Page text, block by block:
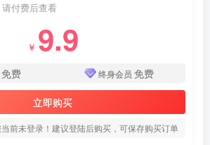
付费后查看
￥ 9.9
免费 终身会员 免费
立即购买
前未登录！建议登陆后购买，可保存购买订单